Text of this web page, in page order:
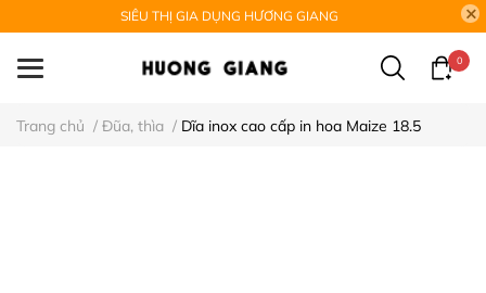
SIÊU THỊ GIA DỤNG HƯƠNG GIANG
0
Trang chủ / Đũa, thìa / Dĩa inox cao cấp in hoa Maize 18.5